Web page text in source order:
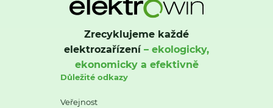
Zrecyklujeme každé
elektrozařízení– ekologicky,
ekonomicky a efektivně
Důležité odkazy
Veřejnost